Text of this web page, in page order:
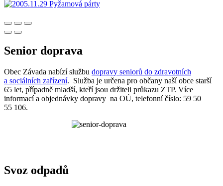
Senior doprava
Obec Závada nabízí službu dopravy seniorů do zdravotních
a sociálních zařízení. Služba je určena pro občany naší obce starší
65 let, případně mladší, kteří jsou držiteli průkazu ZTP. Více
informací a objednávky dopravy na OÚ, telefonní číslo: 59 50
55 106.
Svoz odpadů